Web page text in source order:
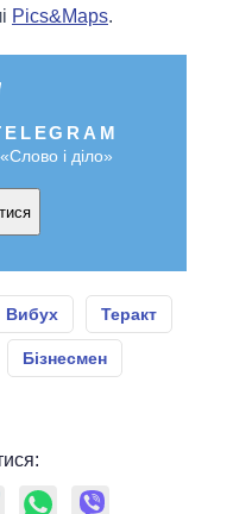
Pics&Maps.
і діло»
Вибух Теракт
Бізнесмен